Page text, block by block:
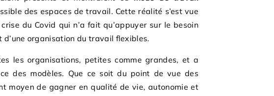
des espaces de travail. Cette réalité s’est vue
du Covid qui n’a fait qu’appuyer sur le besoin
d’une organisation du travail flexibles.
les organisations, petites comme grandes, et a
des modèles. Que ce soit du point de vue des
moyen de gagner en qualité de vie, autonomie et